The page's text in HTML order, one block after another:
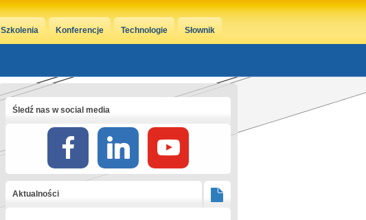
Szkolenia Konferencje Technologie Słownik
Śledź nas w social media
Aktualności